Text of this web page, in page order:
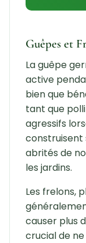
Guêpes et
La guêpe
active
bien que
tant que
agressifs
construisent
abrités de
les jardins.
Les frelons,
causer plus
crucial de